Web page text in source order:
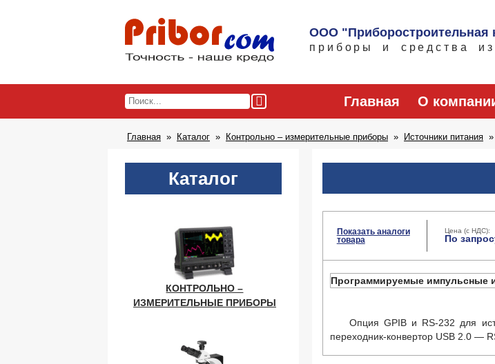
ООО "Приборостроительная
приборы и средства
Главная О
Главная Каталог Контрольно – измерительные приборы Источники питания
Каталог
КОНТРОЛЬНО –
ИЗМЕРИТЕЛЬНЫЕ ПРИБОРЫ
Показать аналоги
товара
Цена (с НДС):
По
Программируемые импульсные
Опция GPIB и RS-232 для
переходник-конвертор USB 2.0 —